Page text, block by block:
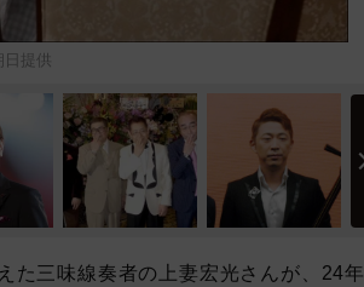
提供
三味線奏者の上妻宏光さんが、24年